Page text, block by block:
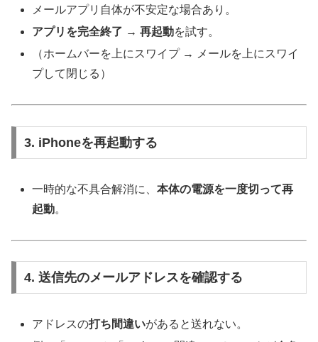
メールアプリ自体が不安定な場合あり。
アプリを完全終了 → 再起動を試す。
（ホームバーを上にスワイプ → メールを上にスワイ
プして閉じる）
3. iPhoneを再起動する
一時的な不具合解消に、本体の電源を一度切って再
起動。
4. 送信先のメールアドレスを確認する
アドレスの打ち間違いがあると送れない。